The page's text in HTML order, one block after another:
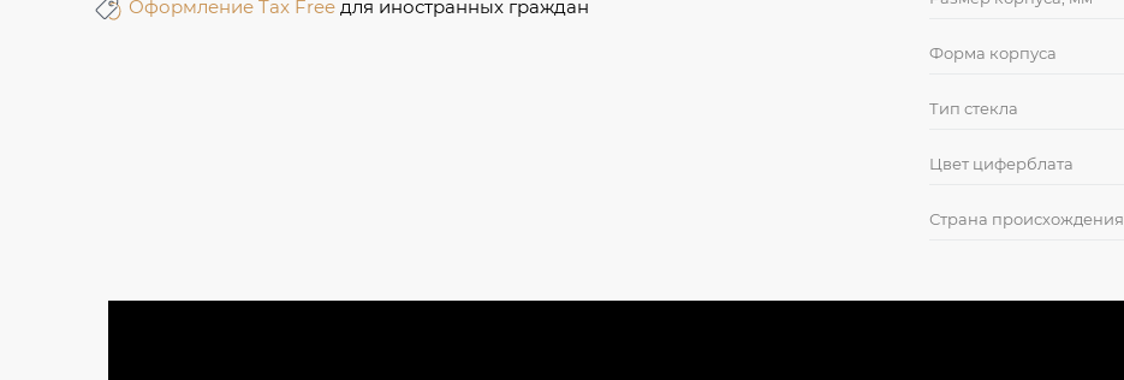
Оформление Tax Free для иностранных граждан
Форма корпуса
Тип стекла
Цвет циферблата
Страна происхождения